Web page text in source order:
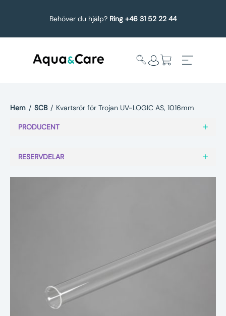
Behöver du hjälp? Ring +46 31 52 22 44
undermeny
Service
Underhållstips
Kontakt
Hem / SCB / Kvartsrör för Trojan UV-LOGIC AS, 1016mm
PRODUCENT
RESERVDELAR